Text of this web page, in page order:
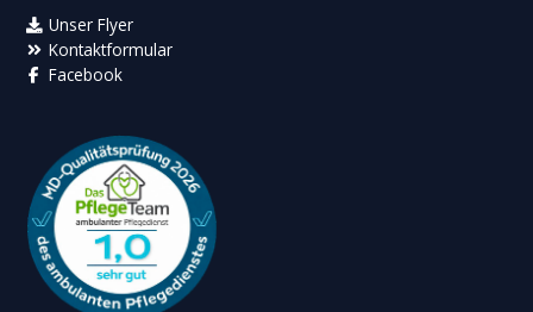
Unser Flyer
Kontaktformular
Facebook